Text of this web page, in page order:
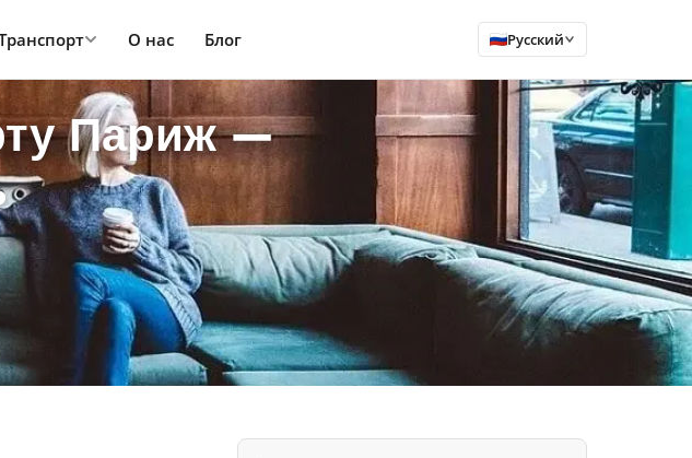
О нас Блог Русский
Париж —